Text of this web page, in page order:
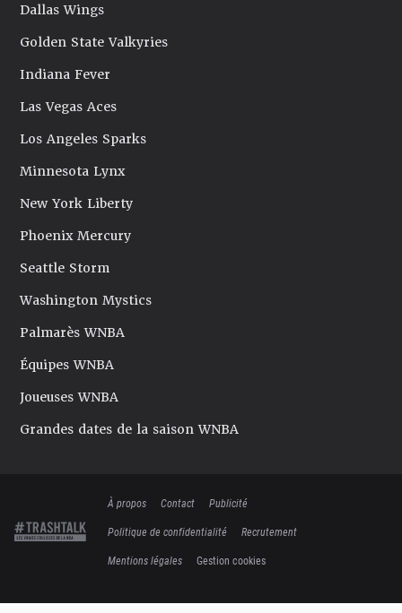
Dallas Wings
Golden State Valkyries
Indiana Fever
Las Vegas Aces
Los Angeles Sparks
Minnesota Lynx
New York Liberty
Phoenix Mercury
Seattle Storm
Washington Mystics
Palmarès WNBA
Équipes WNBA
Joueuses WNBA
Grandes dates de la saison WNBA
À propos Contact
Publicité
Politique de confidentialité
Recrutement
Mentions légales
Gestion cookies